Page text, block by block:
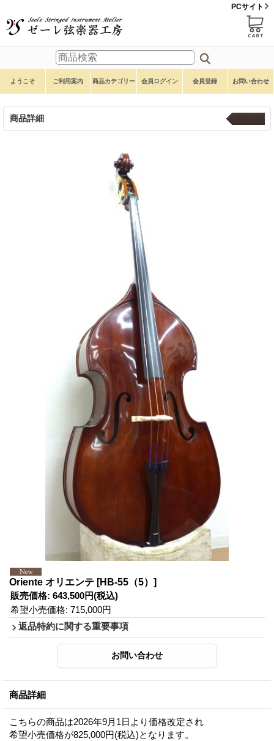
PCサイト
ようこそ ご利用案内 商品カテゴリー 会員ログイン 会員登録 お問い合わせ
商品詳細
Oriente オリエンテ [HB-55（5）]
販売価格: 643,500円(税込)
希望小売価格: 715,000円
返品特約に関する重要事項
商品詳細
こちらの商品は2026年9月1日より価格改定され
希望小売価格が825,000円(税込)となります。